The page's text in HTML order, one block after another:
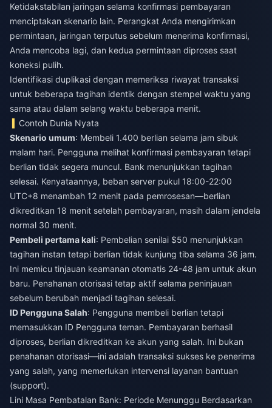
Ketidakstabilan jaringan selama konfirmasi pembayaran
menciptakan skenario lain. Perangkat Anda mengirimkan
permintaan, jaringan terputus sebelum menerima konfirmasi,
Anda mencoba lagi, dan kedua permintaan diproses saat
koneksi pulih.
Identifikasi duplikasi dengan memeriksa riwayat transaksi
untuk beberapa tagihan identik dengan stempel waktu yang
sama atau dalam selang waktu beberapa menit.
Contoh Dunia Nyata
Skenario umum: Membeli 1.400 berlian selama jam sibuk
malam hari. Pengguna melihat konfirmasi pembayaran tetapi
berlian tidak segera muncul. Bank menunjukkan tagihan
selesai. Kenyataannya, beban server pukul 18:00-22:00
UTC+8 menambah 12 menit pada pemrosesan—berlian
dikreditkan 18 menit setelah pembayaran, masih dalam jendela
normal 30 menit.
Pembeli pertama kali: Pembelian senilai $50 menunjukkan
tagihan instan tetapi berlian tidak kunjung tiba selama 36 jam.
Ini memicu tinjauan keamanan otomatis 24-48 jam untuk akun
baru. Penahanan otorisasi tetap aktif selama peninjauan
sebelum berubah menjadi tagihan selesai.
ID Pengguna Salah: Pengguna membeli berlian tetapi
memasukkan ID Pengguna teman. Pembayaran berhasil
diproses, berlian dikreditkan ke akun yang salah. Ini bukan
penahanan otorisasi—ini adalah transaksi sukses ke penerima
yang salah, yang memerlukan intervensi layanan bantuan
(support).
Lini Masa Pembatalan Bank: Periode Menunggu Berdasarkan